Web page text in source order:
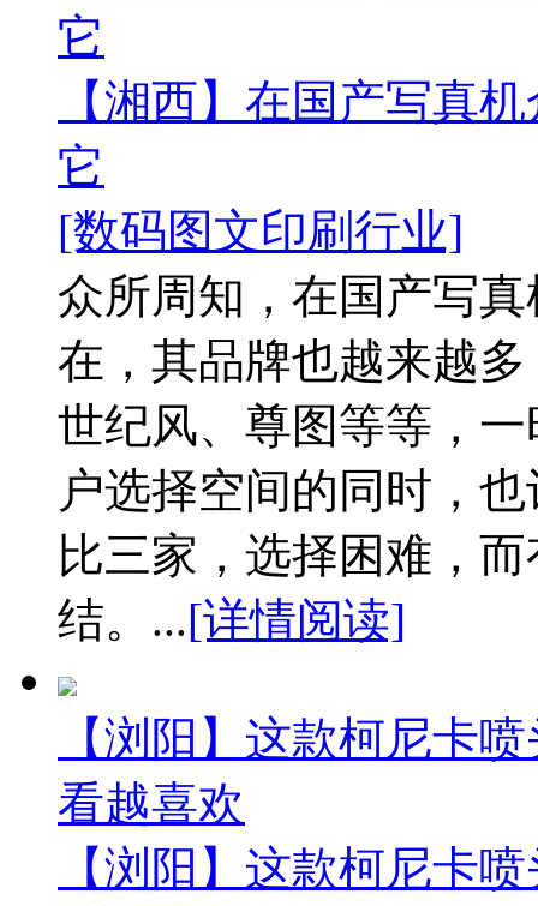
它
【湘西】在国产写真
它
[数码图文印刷行业]
众所周知，在国产写
在，其品牌也越来越
世纪风、尊图等等，
户选择空间的同时，
比三家，选择困难，
结。...[详情阅读]
【浏阳】这款柯尼卡
看越喜欢
【浏阳】这款柯尼卡